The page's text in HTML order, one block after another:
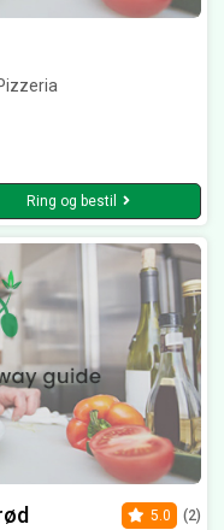
Ring og bestil
5.0 (2)